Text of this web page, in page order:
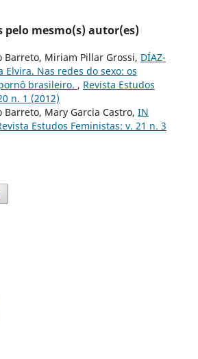
mesmo(s) autor(es)
Barreto, Miriam Pillar Grossi, DÍAZ-
Elvira. Nas redes do sexo: os
brasileiro. , Revista Estudos
n. 1 (2012)
Barreto, Mary Garcia Castro, IN
Estudos Feministas: v. 21 n. 3